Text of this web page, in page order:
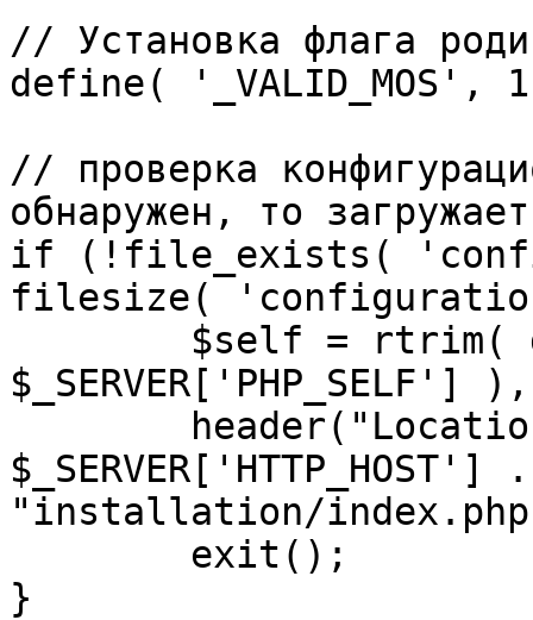
// Установка флага
define( '_VALID_MOS',
// проверка
обнаружен, то
if (!file_exists(
filesize(
"installation/
}